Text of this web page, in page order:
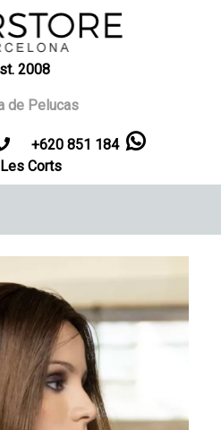
2008
de Pelucas
+620 851 184
Corts